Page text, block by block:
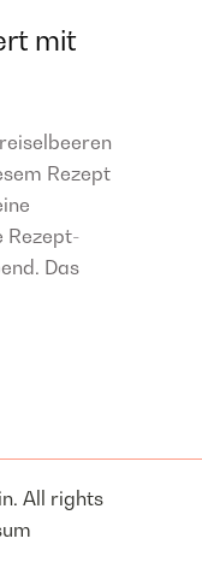
mit
Rezept
Rezept-
Das
All rights